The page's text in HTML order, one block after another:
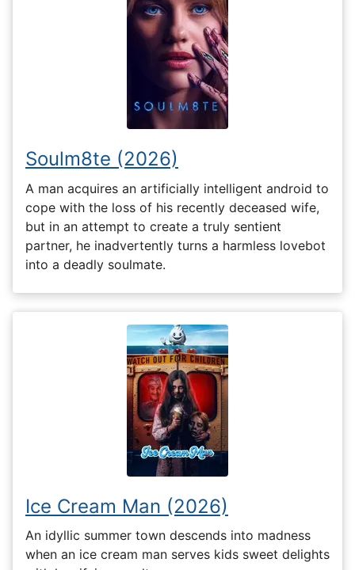
Soulm8te (2026)
A man acquires an artificially intelligent android to
cope with the loss of his recently deceased wife,
but in an attempt to create a truly sentient
partner, he inadvertently turns a harmless lovebot
into a deadly soulmate.
Ice Cream Man (2026)
An idyllic summer town descends into madness
when an ice cream man serves kids sweet delights